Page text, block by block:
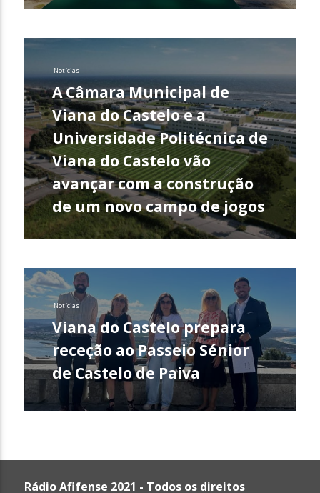
Notícias
A Câmara Municipal de
Viana do Castelo e a
Universidade Politécnica de
Viana do Castelo vão
avançar com a construção
de um novo campo de jogos
Notícias
Viana do Castelo prepara
receção ao Passeio Sénior
de Castelo de Paiva
Rádio Afifense 2021 - Todos os direitos